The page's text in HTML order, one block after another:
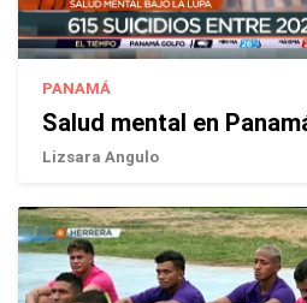
PANAMÁ
Salud mental en
Lizsara Angulo